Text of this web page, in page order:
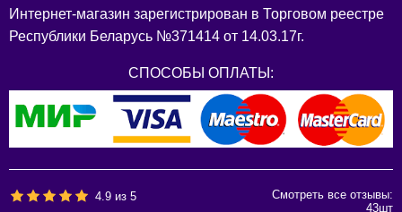
Интернет-магазин зарегистрирован в Торговом реестре
Республики Беларусь №371414 от 14.03.17г.
СПОСОБЫ ОПЛАТЫ:
4.9 из5
Смотреть все отзывы:
43шт